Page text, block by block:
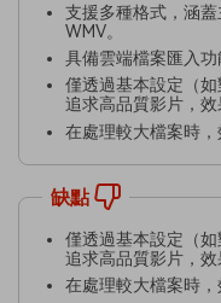
支援多種格式，涵蓋
WMV。
具備雲端檔案匯入功
僅透過基本設定（
追求高品質影片，效
在處理較大檔案時，
缺點
僅透過基本設定（
追求高品質影片，效
在處理較大檔案時，